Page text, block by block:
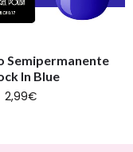
Semipermanente
In Blue
2,99€